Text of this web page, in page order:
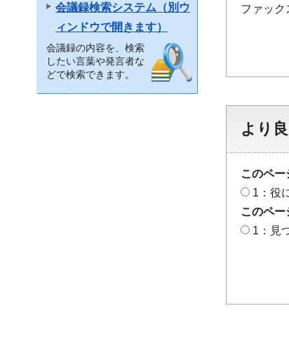
会議録検索システム（別ウ
ィンドウで開きます）
会議録の内容を、検索
したい言葉や発言者な
どで検索できます。
ファック
より
このペー
1：役
このペ
1：見